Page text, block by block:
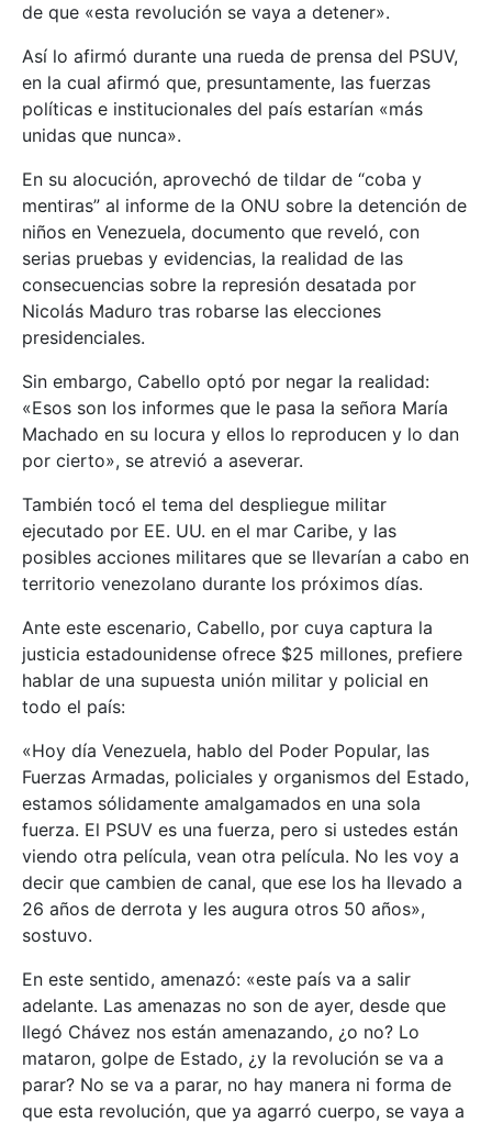
de que «esta revolución se vaya a detener».
Así lo afirmó durante una rueda de prensa del PSUV,
en la cual afirmó que, presuntamente, las fuerzas
políticas e institucionales del país estarían «más
unidas que nunca».
En su alocución, aprovechó de tildar de “coba y
mentiras” al informe de la ONU sobre la detención de
niños en Venezuela, documento que reveló, con
serias pruebas y evidencias, la realidad de las
consecuencias sobre la represión desatada por
Nicolás Maduro tras robarse las elecciones
presidenciales.
Sin embargo, Cabello optó por negar la realidad:
«Esos son los informes que le pasa la señora María
Machado en su locura y ellos lo reproducen y lo dan
por cierto», se atrevió a aseverar.
También tocó el tema del despliegue militar
ejecutado por EE. UU. en el mar Caribe, y las
posibles acciones militares que se llevarían a cabo en
territorio venezolano durante los próximos días.
Ante este escenario, Cabello, por cuya captura la
justicia estadounidense ofrece $25 millones, prefiere
hablar de una supuesta unión militar y policial en
todo el país:
«Hoy día Venezuela, hablo del Poder Popular, las
Fuerzas Armadas, policiales y organismos del Estado,
estamos sólidamente amalgamados en una sola
fuerza. El PSUV es una fuerza, pero si ustedes están
viendo otra película, vean otra película. No les voy a
decir que cambien de canal, que ese los ha llevado a
26 años de derrota y les augura otros 50 años»,
sostuvo.
En este sentido, amenazó: «este país va a salir
adelante. Las amenazas no son de ayer, desde que
llegó Chávez nos están amenazando, ¿o no? Lo
mataron, golpe de Estado, ¿y la revolución se va a
parar? No se va a parar, no hay manera ni forma de
que esta revolución, que ya agarró cuerpo, se vaya a